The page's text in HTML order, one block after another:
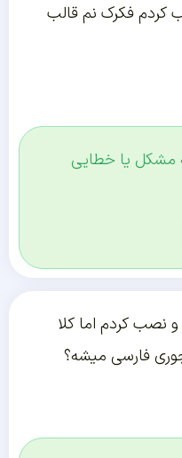
کردم فکرک نم قالب
مشکل یا خطایی
نصب کردم اما کلا
فارسی میشه؟